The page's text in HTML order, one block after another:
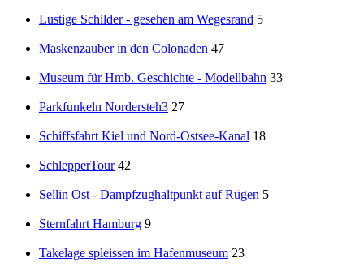
Lustige Schilder - gesehen am Wegesrand 5
Maskenzauber in den Colonaden 47
Museum für Hmb. Geschichte - Modellbahn 33
Parkfunkeln Nordersteh3 27
Schiffsfahrt Kiel und Nord-Ostsee-Kanal 18
SchlepperTour 42
Sellin Ost - Dampfzughaltpunkt auf Rügen 5
Sternfahrt Hamburg 9
Takelage spleissen im Hafenmuseum 23